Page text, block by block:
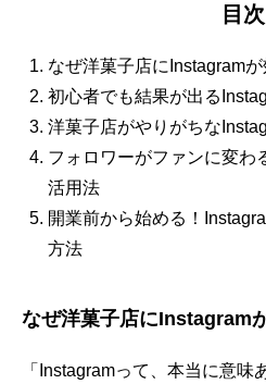
目次
なぜ洋菓子店にInstagramが
初心者でも結果が出る
洋菓子店がやりがちな
フォロワーがファンに変わ
活用法
開業前から始める！
方法
なぜ洋菓子店にInstagram
「Instagramって、本当に意味